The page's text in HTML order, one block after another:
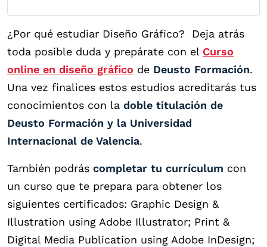
¿Por qué estudiar Diseño Gráfico? Deja atrás
toda posible duda y prepárate con el Curso
online en diseño gráfico de Deusto Formación.
Una vez finalices estos estudios acreditarás tus
conocimientos con la doble titulación de
Deusto Formación y la Universidad
Internacional de Valencia.
También podrás completar tu currículum con
un curso que te prepara para obtener los
siguientes certificados: Graphic Design &
Illustration using Adobe Illustrator; Print &
Digital Media Publication using Adobe InDesign;